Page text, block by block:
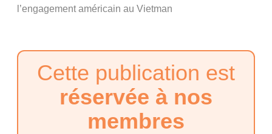
l’engagement américain au Vietman
Cette publication est
réservée à nos
membres